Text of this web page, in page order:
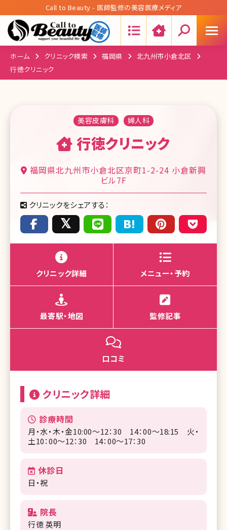
Call to Beauty - 医師監修の美容医療メディア
ホーム クリニック検索 福岡県
北九州市小倉北区
行徳クリニック
美容皮膚科 婦人科
行徳クリニック
福岡県北九州市小倉北区京町1-2-24 小倉新興
ビル7F
クリニックをシェアする：
クリニック詳細 メニュー・予約
最寄駅・地図 監修記事
口コミ
クリニック詳細
診療時間
月・水・木・金10:00～12：30 14：00～18:15 火・
土10：00～12：30 14：00～17：30
休診日
日・祝
院長
行徳 英明